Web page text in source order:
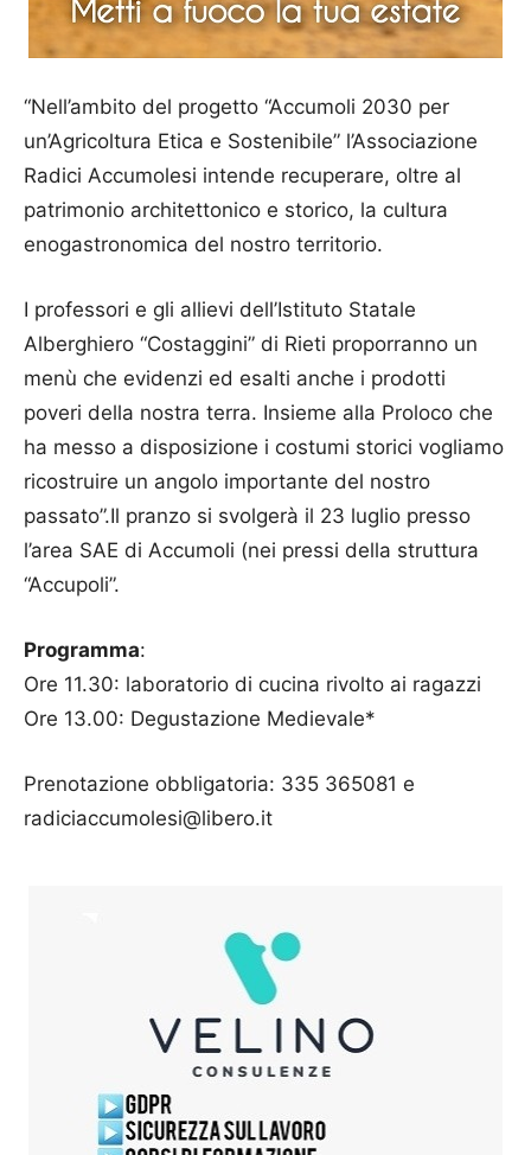
“Nell’ambito del progetto “Accumoli 2030 per
un’Agricoltura Etica e Sostenibile” l’Associazione
Radici Accumolesi intende recuperare, oltre al
patrimonio architettonico e storico,​ la cultura
enogastronomica del nostro territorio.
I professori e gli allievi dell’Istituto Statale
Alberghiero “Costaggini” di Rieti proporranno un
menù che evidenzi ed esalti anche i prodotti
poveri della nostra terra. Insieme alla Proloco che
ha messo a disposizione i costumi storici vogliamo
ricostruire un angolo importante del nostro
passato”.Il pranzo si svolgerà il 23 luglio presso
l’area SAE di Accumoli (nei pressi della struttura
“Accupoli”.
Programma:
Ore 11.30: laboratorio di cucina rivolto ai ragazzi
Ore 13.00: Degustazione Medievale*
Prenotazione obbligatoria: 335 365081 e
radiciaccumolesi@libero.it